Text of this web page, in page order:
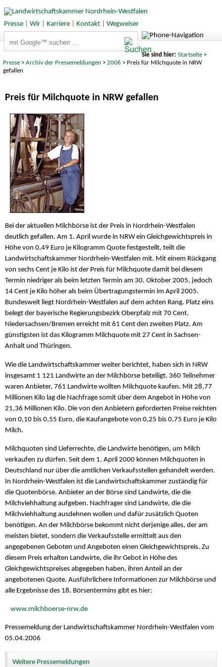
Presse| Wir| Karriere| Kontakt| Wegweiser
Sie sind hier: Startseite>
Presse >Archiv der Pressemeldungen > 2006 > Preis für Milchquote in NRW
gefallen
Preis für Milchquote in NRW gefallen
Bei der aktuellen Milchbörse ist der Preis in Nordrhein-Westfalen
deutlich gefallen. Am 1. April wurde in NRW ein Gleichgewichtspreis in
Höhe von 0,49 Euro je Kilogramm Quote festgestellt, teilt die
Landwirtschaftskammer Nordrhein-Westfalen mit. Mit einem Rückgang
von sechs Cent je Kilo ist der Preis für Milchquote damit bei diesem
Termin niedriger als beim letzten Termin am 30. Oktober 2005, jedoch
14 Cent je Kilo höher als beim Übertragungstermin im April 2005.
Bundesweit liegt Nordrhein-Westfalen auf dem achten Rang. Platz eins
belegt der bayerische Regierungsbezirk Oberpfalz mit 70 Cent.
Niedersachsen/Bremen erreicht mit 61 Cent den zweiten Platz. Am
günstigsten ist das Kilogramm Milchquote mit 27 Cent in Sachsen-
Anhalt und Thüringen.
Wie die Landwirtschaftskammer weiter berichtet, haben sich in NRW
insgesamt 1 121 Landwirte an der Milchbörse beteiligt. 360 Teilnehmer
waren Anbieter, 761 Landwirte wollten Milchquote kaufen. Mit 28,77
Millionen Kilo lag die Nachfrage somit über dem Angebot in Höhe von
21,36 Millionen Kilo. Die von den Anbietern geforderten Preise reichten
von 0,10 bis 0,55 Euro, die Kaufangebote von 0,25 bis 0,75 Euro je Kilo
Milch.
Milchquoten sind Lieferrechte, die Landwirte benötigen, um Milch
verkaufen zu dürfen. Seit dem 1. April 2000 können Milchquoten in
Deutschland nur über die amtlichen Verkaufsstellen gehandelt werden.
In Nordrhein-Westfalen ist die Landwirtschaftskammer zuständig für
die Quotenbörse. Anbieter an der Börse sind Landwirte, die die
Milchviehhaltung aufgeben. Nachfrager sind Landwirte, die die
Milchviehhaltung ausdehnen wollen und dafür zusätzlich Quoten
benötigen. An der Milchbörse bekommt nicht derjenige alles, der am
meisten bietet, sondern die Verkaufsstelle ermittelt aus den
angegebenen Geboten und Angeboten einen Gleichgewichtspreis. Zu
diesem Preis erhalten Landwirte, die ihr Gebot in Höhe des
Gleichgewichtspreises abgegeben haben, ihren Anteil an der
angebotenen Quote. Ausführlichere Informationen zur Milchbörse und
alle Ergebnisse des 18. Börsentermins gibt es hier:
www.milchboerse-nrw.de
Pressemeldung der Landwirtschaftskammer Nordrhein-Westfalen vom
05.04.2006
Weitere Pressemeldungen